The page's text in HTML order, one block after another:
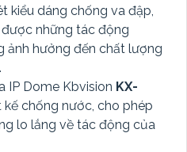
kiểu dáng chống va đập,
những tác động
ảnh hưởng đến chất lượng
IP Dome Kbvision KX-
chống nước, cho phép
lo lắng về tác động của